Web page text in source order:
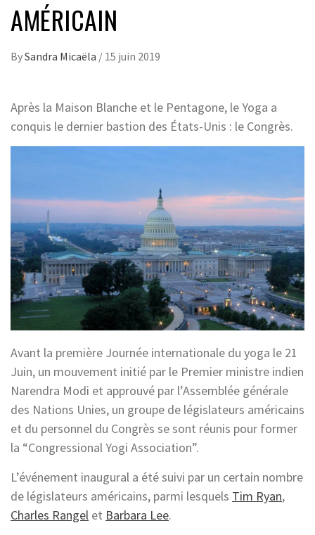
AMÉRICAIN
BySandra Micaëla / 15 juin 2019
Après la Maison Blanche et le Pentagone, le Yoga a
conquis le dernier bastion des États-Unis : le Congrès.
Avant la première Journée internationale du yoga le 21
Juin, un mouvement initié par le Premier ministre indien
Narendra Modi et approuvé par l’Assemblée générale
des Nations Unies, un groupe de législateurs américains
et du personnel du Congrès se sont réunis pour former
la “Congressional Yogi Association”.
L’événement inaugural a été suivi par un certain nombre
de législateurs américains, parmi lesquels Tim Ryan,
Charles Rangel et Barbara Lee.